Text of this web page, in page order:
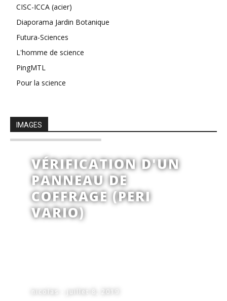
CISC-ICCA (acier)
Diaporama Jardin Botanique
Futura-Sciences
L'homme de science
PingMTL
Pour la science
IMAGES
VÉRIFICATION D'UN
PANNEAU DE
COFFRAGE (PERI
VARIO)
nicolas - juillet 8, 2019